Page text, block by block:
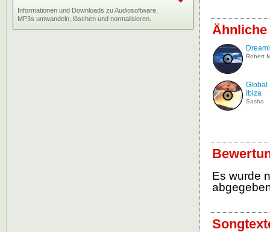
Ähnliche
Robert
Global
Ibiza
Sasha
Es wurde
Informationen und Downloads zu Audiosoftware,
MP3s umwandeln, löschen und normalisieren.